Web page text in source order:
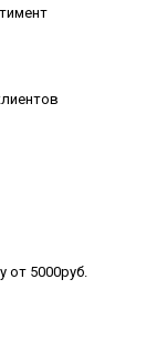
от 5000руб.